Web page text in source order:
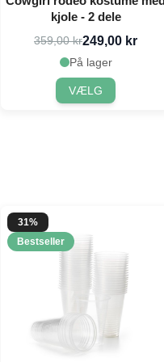
kjole - 2 dele
359,00 kr249,00 kr
På lager
VÆLG
31%
Bestseller